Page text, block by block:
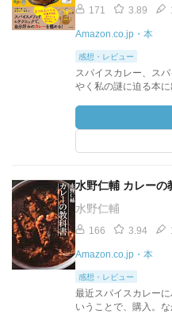
171 3.89
Amazon.co.jp・本
感想・レビュー
スパイスカレー、ス
やく私の謎に迫る本
水野仁輔 カレーの
水野仁輔
166 3.94
Amazon.co.jp・本
感想・レビュー
最近スパイスカレー
いうことで、購入。